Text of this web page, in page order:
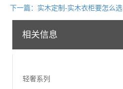
下一篇：实木定制-实木衣柜要怎么选​
相关信息
轻奢系列